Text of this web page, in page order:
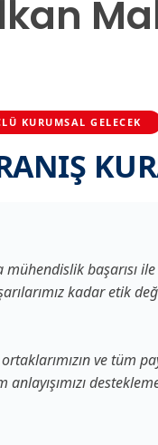
KURUMSAL GELECEK
başarısı
kadar etik
ve tüm